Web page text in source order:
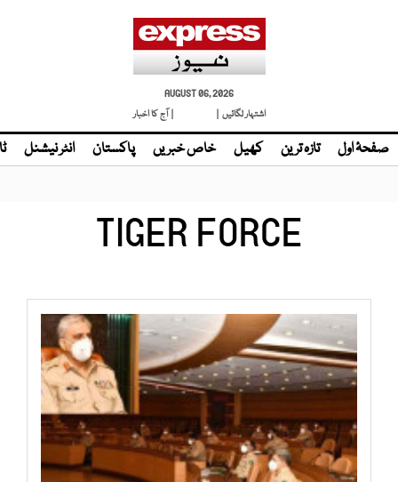
AUGUST 06, 2026
اشتہار لگائیں |
| آج کا اخبار
صفحۂ اول تازہ ترین کھیل خاص خبریں پاکستان انٹر نیشنل
TIGER FORCE